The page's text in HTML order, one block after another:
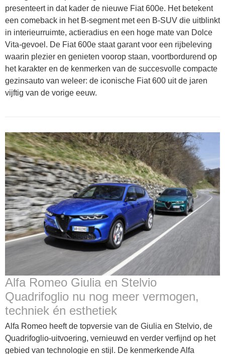
presenteert in dat kader de nieuwe Fiat 600e. Het betekent
een comeback in het B-segment met een B-SUV die uitblinkt
in interieurruimte, actieradius en een hoge mate van Dolce
Vita-gevoel. De Fiat 600e staat garant voor een rijbeleving
waarin plezier en genieten voorop staan, voortbordurend op
het karakter en de kenmerken van de succesvolle compacte
gezinsauto van weleer: de iconische Fiat 600 uit de jaren
vijftig van de vorige eeuw.
Alfa Romeo Giulia en Stelvio
Quadrifoglio nu nog meer vermogen,
techniek én esthetiek
Alfa Romeo heeft de topversie van de Giulia en Stelvio, de
Quadrifoglio-uitvoering, vernieuwd en verder verfijnd op het
gebied van technologie en stijl. De kenmerkende Alfa